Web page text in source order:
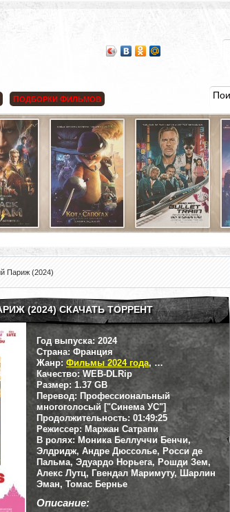
ПОДБОРКИ ФИЛЬМОВ
Париж (2024)
(2024) СКАЧАТЬ ТОРРЕНТ
Год выпуска: 2024
Страна: Франция
Жанр: Фильмы 2024 года, Драмы
Комедии
Качество:WEB-DLRip
Размер: 1.37 GB
Перевод: Профессиональный
многоголосый ["Синема УС"]
Продолжительность: 01:49:25
Режиссер: Маржан Сатрапи
В ролях: Моника Беллуччи Бенчи,
Элдридж, Андре Дюссолье, Росси де
Пальма, Эдуардо Норьега, Рошди Зем,
Алекс Лутц, Гвендал Маримуту, Шарлин
Эман, Томас Бернье
Описание: